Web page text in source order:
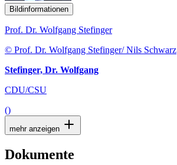
Bildinformationen
Prof. Dr. Wolfgang Stefinger
© Prof. Dr. Wolfgang Stefinger/ Nils Schwarz
Stefinger, Dr. Wolfgang
CDU/CSU
()
mehr anzeigen
Dokumente